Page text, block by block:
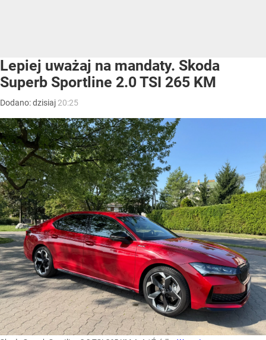
Lepiej uważaj na mandaty. Skoda
Superb Sportline 2.0 TSI 265 KM
Dodano:dzisiaj 20:25